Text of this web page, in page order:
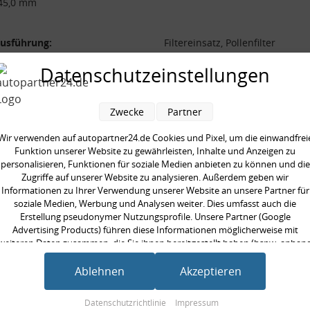
Filtereinsatz, Pollenfilter
45,0 mm
kauften auch
Datenschutzeinstellungen
verwenden auf autopartner24.de Cookies und Pixel, um die
Funktion unserer Website zu gewährleisten, Inhalte und Anzeigen zu
personalisieren, Funktionen für soziale Medien anbieten zu können und die
Zugriffe auf unserer Website zu analysieren. Außerdem geben wir
Informationen zu Ihrer Verwendung unserer Website an unsere Partner für
soziale Medien, Werbung und Analysen weiter. Dies umfasst auch die
Erstellung pseudonymer Nutzungsprofile. Unsere Partner (Google
Advertising Products) führen diese Informationen möglicherweise mit
Daten zusammen, die Sie ihnen bereitgestellt haben (bspw.
eines persönlichen Accounts) oder welche sie im Rahmen Ihrer Nutzung der
Dienste gesammelt haben (bspw. Nutzungsdaten anderer Geräte). Ihre
Einwilligung zur Nutzung von Cookies und Pixeln können Sie jederzeit
Datenschutzrichtlinie Impressum
Zwecke Partner
Ablehnen Akzeptieren